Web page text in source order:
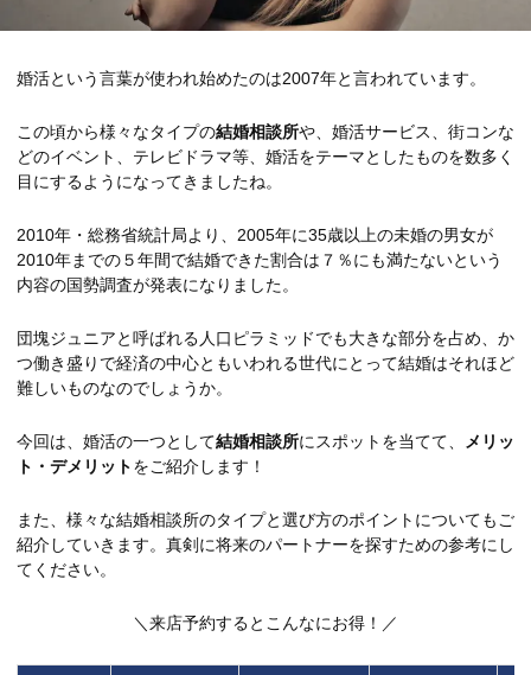
婚活という言葉が使われ始めたのは2007年と言われています。
この頃から様々なタイプの結婚相談所や、婚活サービス、街コンな
どのイベント、テレビドラマ等、婚活をテーマとしたものを数多く
目にするようになってきましたね。
2010年・総務省統計局より、2005年に35歳以上の未婚の男女が
2010年までの５年間で結婚できた割合は７％にも満たないという
内容の国勢調査が発表になりました。
団塊ジュニアと呼ばれる人口ピラミッドでも大きな部分を占め、か
つ働き盛りで経済の中心ともいわれる世代にとって結婚はそれほど
難しいものなのでしょうか。
今回は、婚活の一つとして結婚相談所にスポットを当てて、
メリッ
ト・デメリットをご紹介します！
また、様々な結婚相談所のタイプと選び方のポイントについてもご
紹介していきます。真剣に将来のパートナーを探すための参考にし
てください。
＼来店予約するとこんなにお得！／